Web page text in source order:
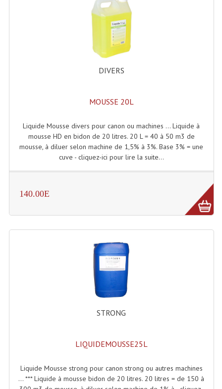
Diamants
Pieds D'enceintes
Selecteurs Audio Vidéo
Amplificateurs
Compresseurs , Limiteurs , Noise Gate
Egaliseur Egaliseurs
Enceintes Amplifiées Actives
Enceintes Passives Sono
Retours De Scène
Caisson De Basse Amplifié
Caissons De Basses
Enceintes Autonomes Portables Amplifiées
DIVERS
MOUSSE 20L
Liquide Mousse divers pour canon ou machines ... Liquide à
mousse HD en bidon de 20 litres. 20 L = 40 à 50 m3 de
mousse, à diluer selon machine de 1,5% à 3%. Base 3% = une
cuve - cliquez-ici pour lire la suite...
140.00E
STRONG
LIQUIDEMOUSSE25L
Liquide Mousse strong pour canon strong ou autres machines
... *** Liquide à mousse bidon de 20 litres. 20 litres = de 150 à